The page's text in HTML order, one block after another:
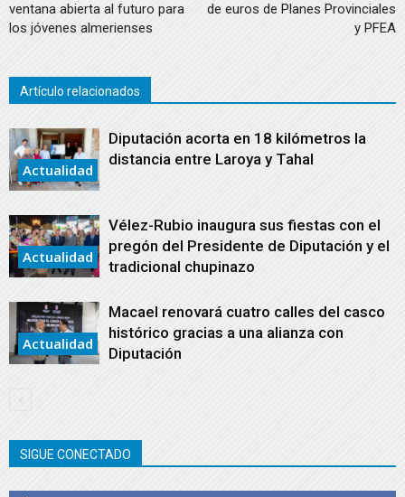
ventana abierta al futuro para
los jóvenes almerienses
de euros de Planes Provinciales
y PFEA
Artículo relacionados
Actualidad
Diputación acorta en 18 kilómetros la
distancia entre Laroya y Tahal
Actualidad
Vélez-Rubio inaugura sus fiestas con el
pregón del Presidente de Diputación y el
tradicional chupinazo
Actualidad
Macael renovará cuatro calles del casco
histórico gracias a una alianza con
Diputación
SIGUE CONECTADO